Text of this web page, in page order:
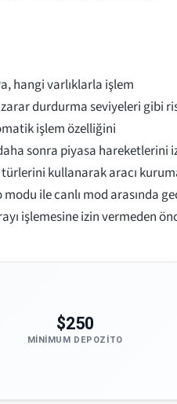
hangi varlıklarla işlem
zarar durdurma seviyeleri gibi
işlem özelliğini
sonra piyasa hareketlerini
kullanarak aracı
ile canlı mod arasında
işlemesine izin vermeden
$250
MINIMUM DEPOZITO